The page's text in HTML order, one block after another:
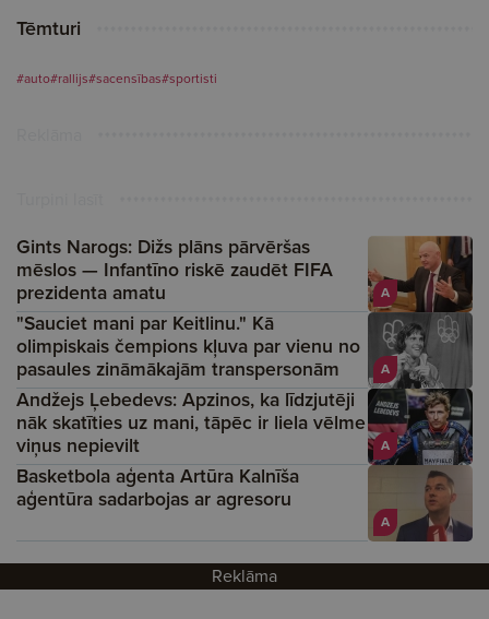
Tēmturi
#auto#rallijs#sacensības#sportisti
A
Gints Narogs: Dižs plāns pārvēršas
mēslos — Infantīno riskē zaudēt FIFA
prezidenta amatu
A
"Sauciet mani par Keitlinu." Kā
olimpiskais čempions kļuva par vienu no
pasaules zināmākajām transpersonām
A
Andžejs Ļebedevs: Apzinos, ka līdzjutēji
nāk skatīties uz mani, tāpēc ir liela vēlme
viņus nepievilt
A
Basketbola aģenta Artūra Kalnīša
aģentūra sadarbojas ar agresoru
Reklāma